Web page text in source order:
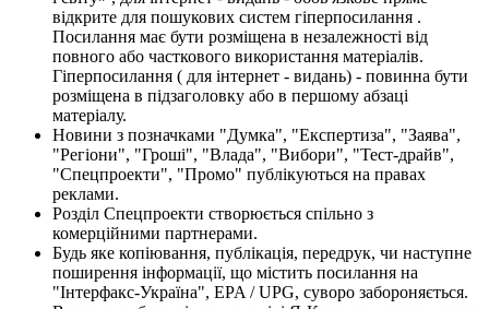
відкрите для пошукових систем гіперпосилання .
Посилання має бути розміщена в незалежності від
повного або часткового використання матеріалів.
Гіперпосилання ( для інтернет - видань) - повинна бути
розміщена в підзаголовку або в першому абзаці
матеріалу.
Новини з позначками "Думка", "Експертиза", "Заява",
"Регіони", "Гроші", "Влада", "Вибори", "Тест-драйв",
"Спецпроекти", "Промо" публікуються на правах
реклами.
Розділ Спецпроекти створюється спільно з
комерційними партнерами.
Будь яке копіювання, публікація, передрук, чи наступне
поширення інформації, що містить посилання на
"Інтерфакс-Україна", EPA / UPG, суворо забороняється.